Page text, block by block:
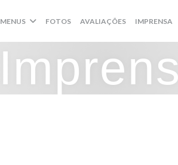
MENUS FOTOS AVALIAÇÕES IMPRENSA